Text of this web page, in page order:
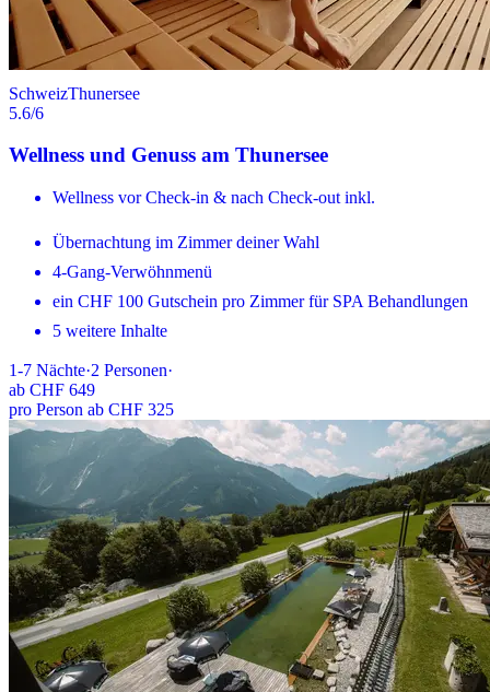
SchweizThunersee
5.6/6
Wellness und Genuss am Thunersee
Wellness vor Check-in & nach Check-out inkl.
Übernachtung im Zimmer deiner Wahl
4-Gang-Verwöhnmenü
ein CHF 100 Gutschein pro Zimmer für SPA Behandlungen
5 weitere Inhalte
1-7 Nächte·2 Personen·
ab CHF 649
pro Person ab CHF 325